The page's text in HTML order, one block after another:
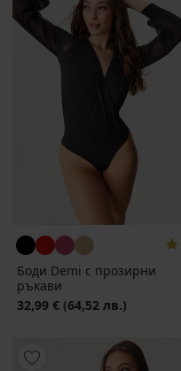
Боди Demi с прозирни
ръкави
32,99 € (64,52 лв.)